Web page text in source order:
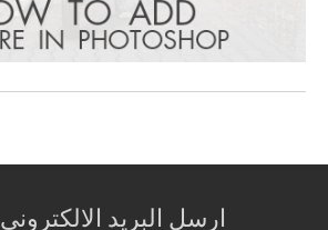
ارسل البريد الالكتروني